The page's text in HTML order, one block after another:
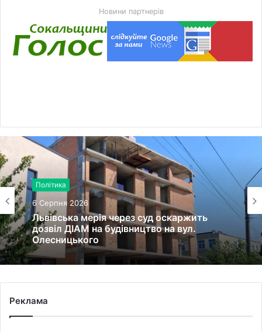
Новини партнерів
Політика
6 Серпня 2026
Львівська мерія через суд оскаржить
дозвіл ДІАМ на будівництво на вул.
Олесницького
Реклама